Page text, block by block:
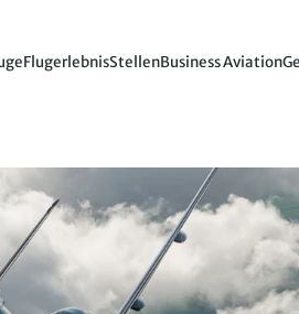
FlugerlebnisStellenBusiness Aviation